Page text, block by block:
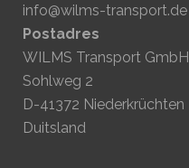
info@wilms-transport.de
Postadres
WILMS Transport GmbH
Sohlweg 2
D-41372 Niederkrüchten
Duitsland